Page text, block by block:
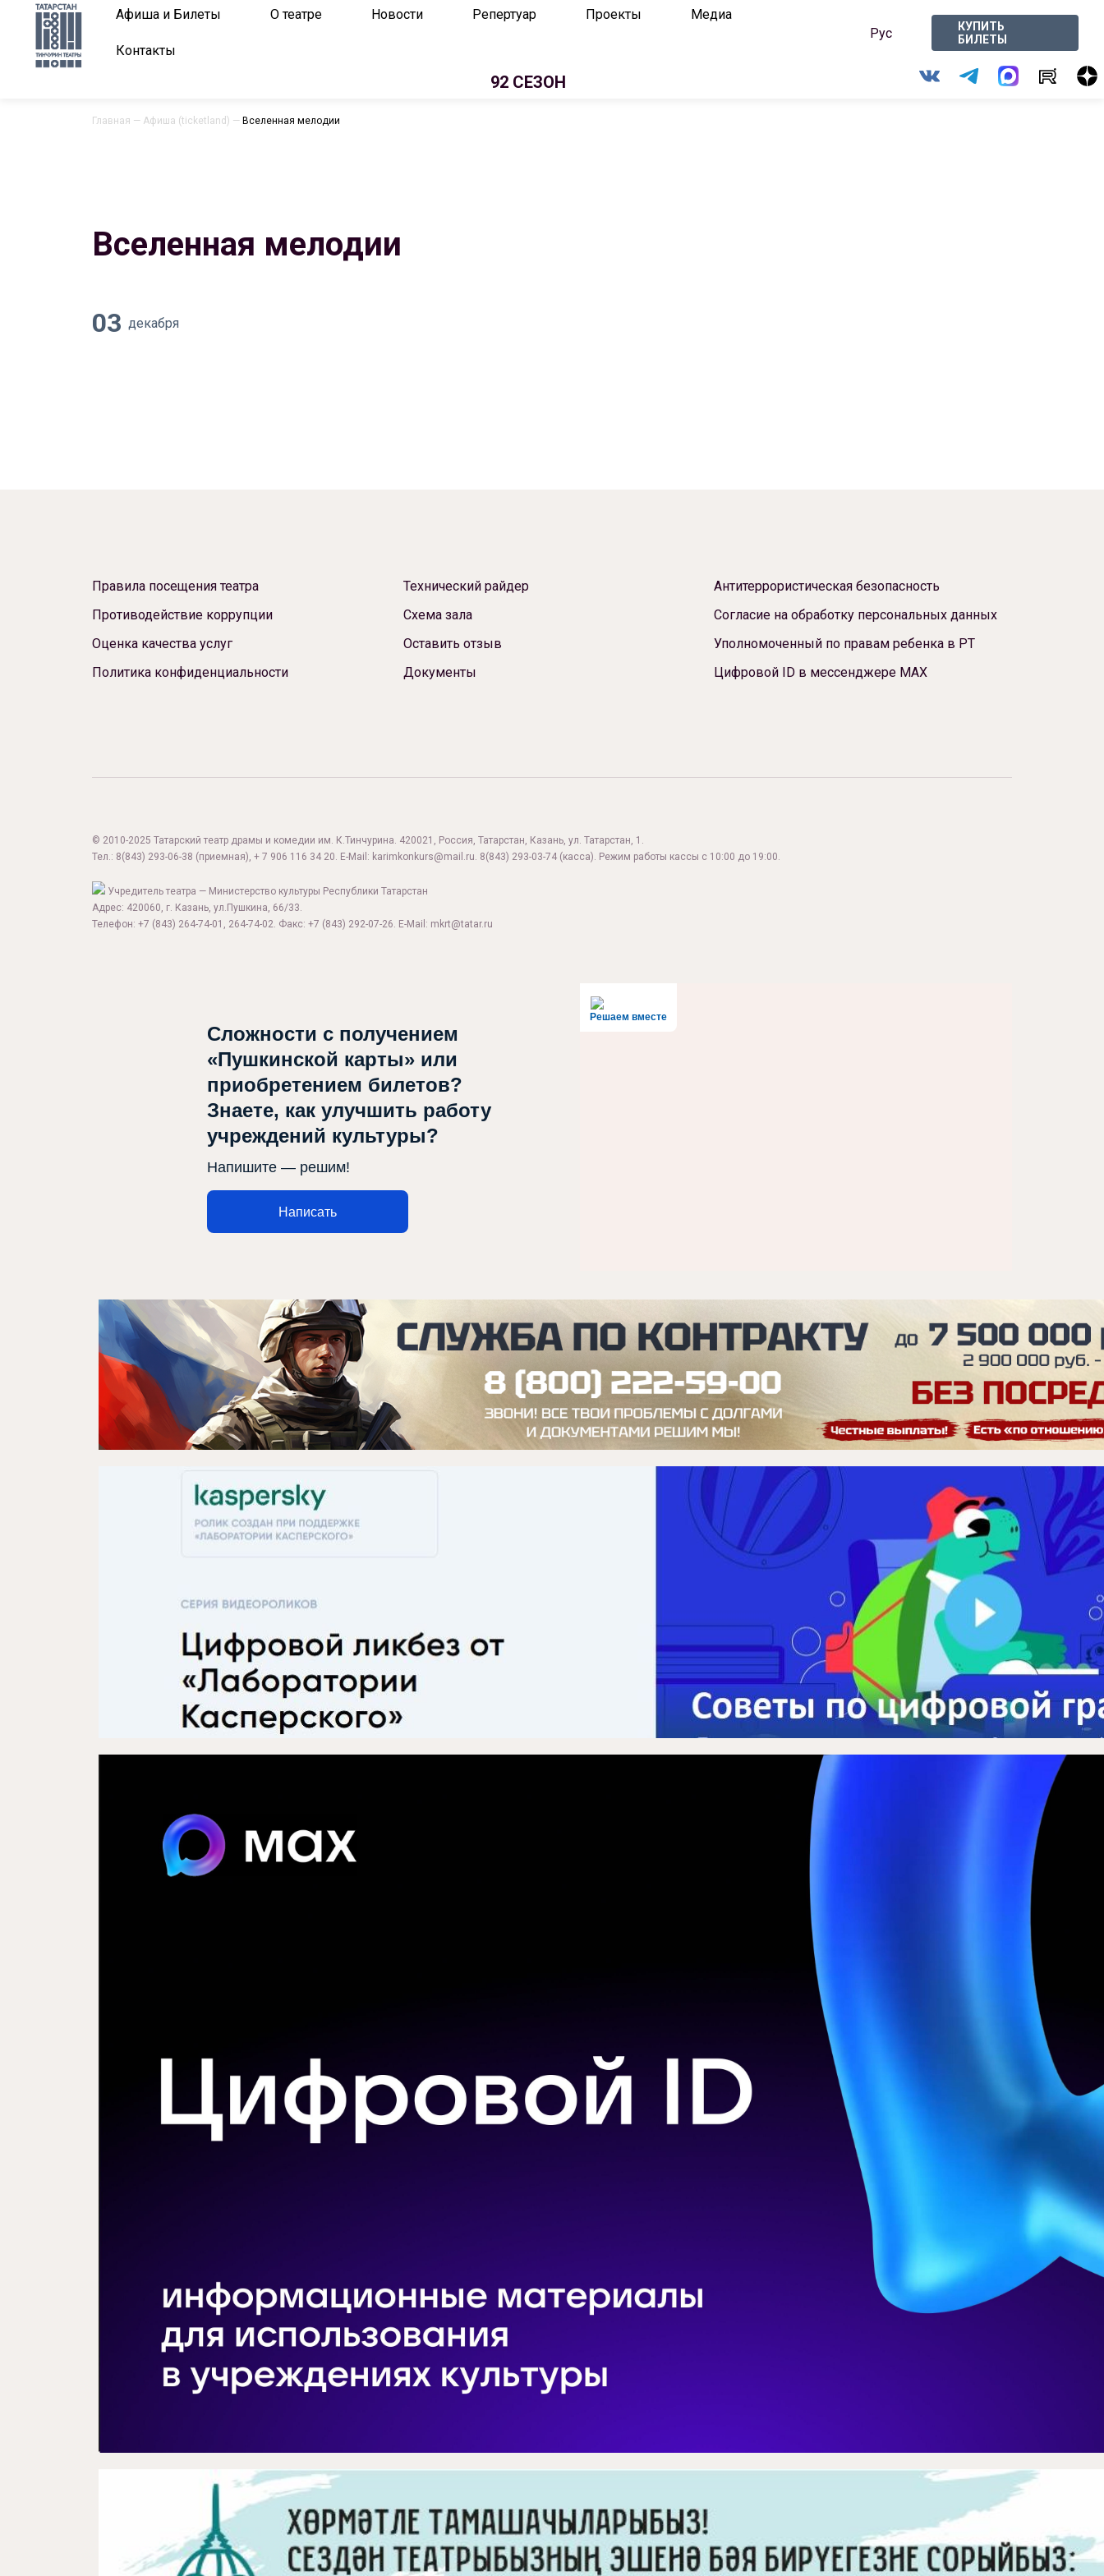
Афиша и Билеты О театре Новости Репертуар Проекты Медиа
Контакты
Рус
КУПИТЬ
БИЛЕТЫ
92 СЕЗОН
Афиша
О театре
Новости
Репертуар
Главная — Афиша (ticketland) — Вселенная мелодии
Вселенная мелодии
03 декабря
Правила посещения театра
Противодействие коррупции
Оценка качества услуг
Политика конфиденциальности
Технический райдер
Схема зала
Оставить отзыв
Документы
Антитеррористическая безопасность
Согласие на обработку персональных данных
Уполномоченный по правам ребенка в РТ
Цифровой ID в мессенджере МАХ
© 2010-2025 Татарский театр драмы и комедии им. К.Тинчурина. 420021, Россия, Татарстан, Казань, ул. Татарстан, 1.
Тел.: 8(843) 293-06-38 (приемная), + 7 906 116 34 20. E-Mail: karimkonkurs@mail.ru. 8(843) 293-03-74 (касса). Режим работы кассы с 10:00 до 19:00.
Учредитель театра — Министерство культуры Республики Татарстан
Адрес: 420060, г. Казань, ул.Пушкина, 66/33.
Телефон: +7 (843) 264-74-01, 264-74-02. Факс: +7 (843) 292-07-26. E-Mail: mkrt@tatar.ru
Решаем вместе
Сложности с получением
«Пушкинской карты» или
приобретением билетов?
Знаете, как улучшить работу
учреждений культуры?
Напишите — решим!
Написать